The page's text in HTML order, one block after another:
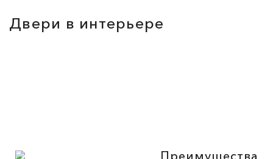
Двери в интерьере
Преимущества